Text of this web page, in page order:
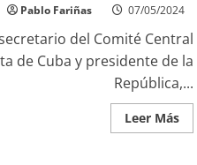
Pablo Fariñas 07/05/2024
del Comité Central
de Cuba y presidente de la
República,...
Leer Más